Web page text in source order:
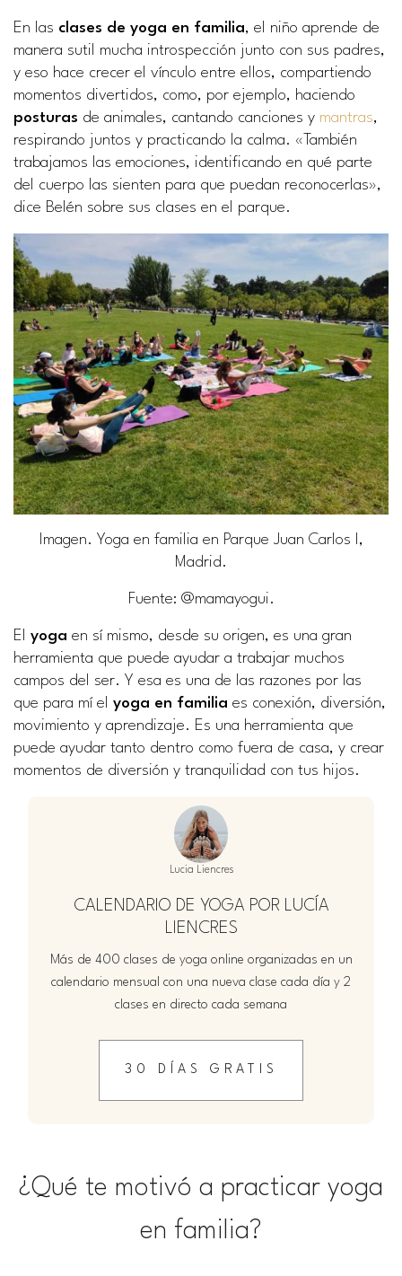
En las clases de yoga en familia, el niño aprende de
manera sutil mucha introspección junto con sus padres,
y eso hace crecer el vínculo entre ellos, compartiendo
momentos divertidos, como, por ejemplo, haciendo
posturas de animales, cantando canciones y mantras,
respirando juntos y practicando la calma. «También
trabajamos las emociones, identificando en qué parte
del cuerpo las sienten para que puedan reconocerlas»,
dice Belén sobre sus clases en el parque.
Imagen. Yoga en familia en Parque Juan Carlos I,
Madrid.
Fuente: @mamayogui.
El yoga en sí mismo, desde su origen, es una gran
herramienta que puede ayudar a trabajar muchos
campos del ser. Y esa es una de las razones por las
que para mí el yoga en familia es conexión, diversión,
movimiento y aprendizaje. Es una herramienta que
puede ayudar tanto dentro como fuera de casa, y crear
momentos de diversión y tranquilidad con tus hijos.
Lucia Liencres
CALENDARIO DE YOGA POR LUCÍA
LIENCRES
Más de 400 clases de yoga online organizadas en un
calendario mensual con una nueva clase cada día y 2
clases en directo cada semana
30 DÍAS GRATIS
¿Qué te motivó a practicar yoga
en familia?